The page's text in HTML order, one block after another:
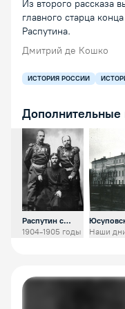
Из второго рассказа
главного старца
Распутина.
Дмитрий де Кошко
ИСТОРИЯ РОССИИ
Дополнительные
Открыть
Распутин с
генерал-
Ломаном
(слева)
1904-1905 годы
Наши